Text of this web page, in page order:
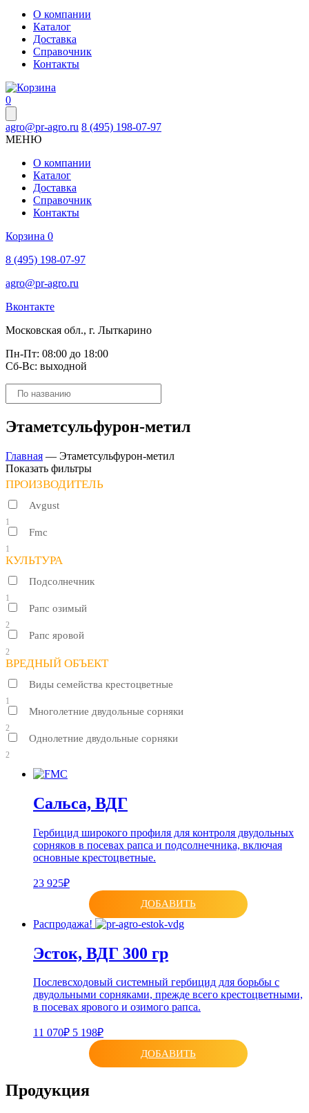
О компании
Каталог
Доставка
Справочник
Контакты
0
agro@pr-agro.ru 8 (495) 198-07-97
МЕНЮ
О компании
Каталог
Доставка
Справочник
Контакты
Корзина 0
8 (495) 198-07-97
agro@pr-agro.ru
Вконтакте
Московская обл., г. Лыткарино
Пн-Пт: 08:00 до 18:00
Сб-Вс: выходной
Поиск
товаров
Этаметсульфурон-метил
Главная — Этаметсульфурон-метил
Показать фильтры
ПРОИЗВОДИТЕЛЬ
Avgust
1
Fmc
1
КУЛЬТУРА
Подсолнечник
1
Рапс озимый
2
Рапс яровой
2
ВРЕДНЫЙ ОБЪЕКТ
Виды семейства крестоцветные
1
Многолетние двудольные сорняки
2
Однолетние двудольные сорняки
2
Сальса, ВДГ
Гербицид широкого профиля для контроля двудольных
сорняков в посевах рапса и подсолнечника, включая
основные крестоцветные.
23 925₽
ДОБАВИТЬ
Распродажа!
Эсток, ВДГ 300 гр
Послевсходовый системный гербицид для борьбы с
двудольными сорняками, прежде всего крестоцветными,
в посевах ярового и озимого рапса.
11 070₽ 5 198₽
ДОБАВИТЬ
Продукция